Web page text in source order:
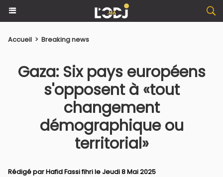
Accueil > Breaking news
Gaza: Six pays européens
s'opposent à «tout
changement
démographique ou
territorial»
Rédigé parHafid Fassi fihrile Jeudi 8 Mai 2025